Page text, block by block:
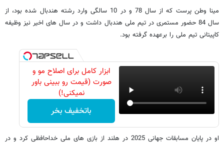
مینا وطن پرست که از سال 78 و در 10 سالگی وارد رشته هندبال شده بود، از
سال 84 حضور مستمری در تیم ملی هندبال داشت و در سال های اخیر نیز وظیفه
کاپیتانی تیم ملی را برعهده گرفته بود.
ابزار کامل برای اصلاح مو و
صورت (قیمت رو ببینی باور
نمیکنی!)
باتخفیف بخر
او در پایان مسابقات جهانی 2025 در هلند از بازی های ملی خداحافظی کرد و در